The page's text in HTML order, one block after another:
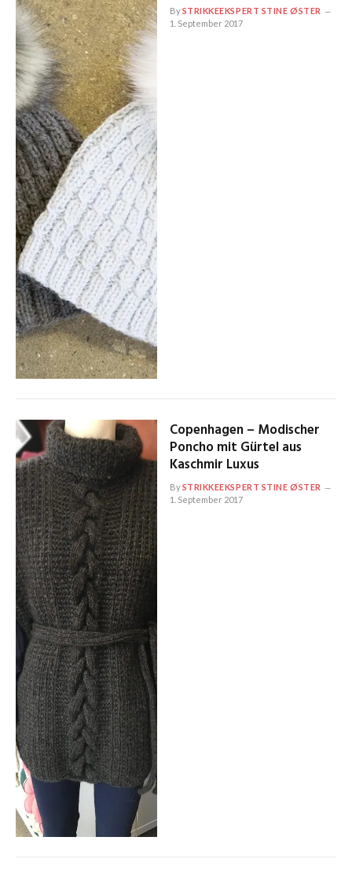
BySTRIKKEEKSPERT STINE ØSTER
1. September 2017
Copenhagen – Modischer
Poncho mit Gürtel aus
Kaschmir Luxus
BySTRIKKEEKSPERT STINE ØSTER
1. September 2017